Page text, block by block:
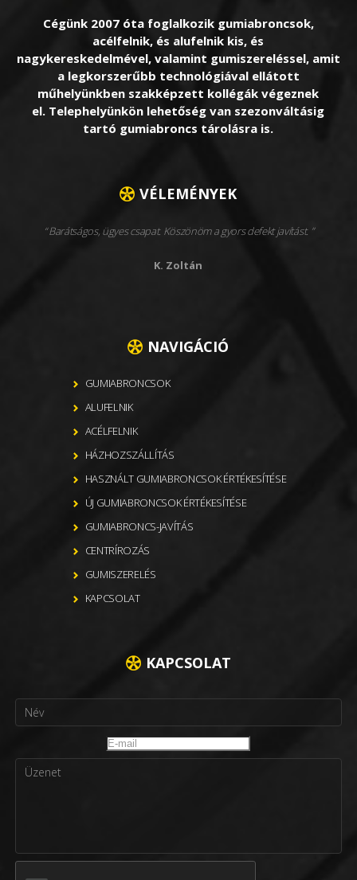
Cégünk 2007 óta foglalkozik gumiabroncsok,
acélfelnik, és alufelnik kis, és
nagykereskedelmével, valamint gumiszereléssel, amit
a legkorszerűbb technológiával ellátott
műhelyünkben szakképzett kollégák végeznek
el. Telephelyünkön lehetőség van szezonváltásig
tartó gumiabroncs tárolásra is.
VÉLEMÉNYEK
Barátságos, ügyes csapat. Köszönöm a gyors defekt javítást.
K. Zoltán
NAVIGÁCIÓ
GUMIABRONCSOK
ALUFELNIK
ACÉLFELNIK
HÁZHOZSZÁLLÍTÁS
HASZNÁLT GUMIABRONCSOK ÉRTÉKESÍTÉSE
ÚJ GUMIABRONCSOK ÉRTÉKESÍTÉSE
GUMIABRONCS-JAVÍTÁS
CENTRÍROZÁS
GUMISZERELÉS
KAPCSOLAT
KAPCSOLAT